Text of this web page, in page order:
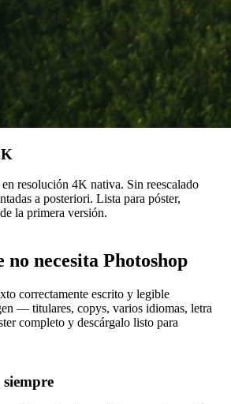
resolución 4K nativa. Sin reescalado
a posteriori. Lista para póster,
la primera versión.
necesita Photoshop
correctamente escrito y legible
— titulares, copys, varios idiomas, letra
completo y descárgalo listo para